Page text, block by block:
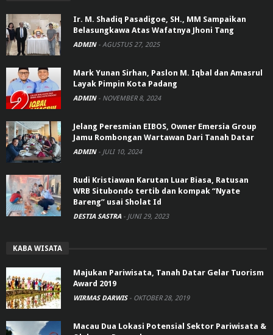
Ir. M. Shadiq Pasadigoe, SH., MM Sampaikan
Belasungkawa Atas Wafatnya Jhoni Tang
ADMIN - AGUSTUS 27, 2025
Mark Yunan Sirhan, Paslon M. Iqbal dan Amasrul
Layak Pimpin Kota Padang
ADMIN - NOVEMBER 8, 2024
Jelang Peresmian EIBOS, Owner Emersia Group
Jamu Rombongan Wartawan Dari Tanah Datar
ADMIN - JULI 10, 2024
Rudi Kristiawan Karutan Luar Biasa, Ratusan
WRB Situbondo tertib dan kompak “Nyate
Bareng” usai Sholat Id
DESTIA SASTRA - JUNI 29, 2023
KABA WISATA
Majukan Pariwisata, Tanah Datar Gelar Tuorism
Award 2019
WIRMAS DARWIS - OKTOBER 28, 2019
Macau Dua Lokasi Potensial Sektor Pariwisata &